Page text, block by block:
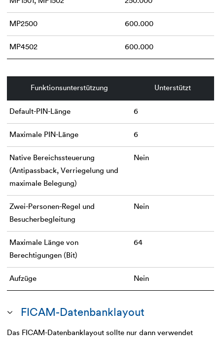
MP2500 600.000
MP4502 600.000
Funktionsunterstützung Unterstützt
Default-PIN-Länge 6
Maximale PIN-Länge 6
Native Bereichssteuerung
(Antipassback, Verriegelung und
maximale Belegung)
Nein
Zwei-Personen-Regel und
Besucherbegleitung
Nein
Maximale Länge von
Berechtigungen (Bit)
64
Aufzüge Nein
FICAM-Datenbanklayout
Das FICAM-Datenbanklayout sollte nur dann verwendet